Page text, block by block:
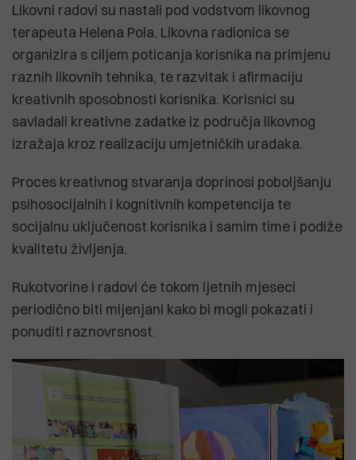
Likovni radovi su nastali pod vodstvom likovnog
terapeuta Helena Pola. Likovna radionica se
organizira s ciljem poticanja korisnika na primjenu
raznih likovnih tehnika, te razvitak i afirmaciju
kreativnih sposobnosti korisnika. Korisnici su
savladali kreativne zadatke iz područja likovnog
izražaja kroz realizaciju umjetničkih uradaka.
Proces kreativnog stvaranja doprinosi poboljšanju
psihosocijalnih i kognitivnih kompetencija te
socijalnu uključenost korisnika i samim time i podiže
kvalitetu življenja.
Rukotvorine i radovi će tokom ljetnih mjeseci
periodično biti mijenjani kako bi mogli pokazati i
ponuditi raznovrsnost.